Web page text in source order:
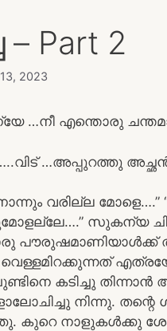
– Part 2
2023
…നീ എന്തൊരു
…അപ്പുറത്തു അച്ഛൻ
വരില്ല മോളെ….”
സുകന്യ
പൗരുഷമാണിയാൾക്ക്
വെള്ളമിറക്കുന്നത്
കടിച്ചു
നിന്നു.
കുറെ നാളുകൾക്കു